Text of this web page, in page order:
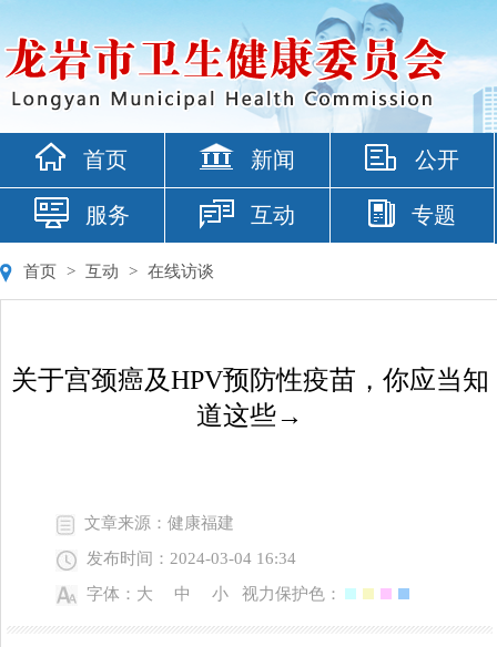
首页 新闻 公开
服务 互动 专题
首页 > 互动 > 在线访谈
关于宫颈癌及HPV预防性疫苗，你应当知
道这些→
文章来源：健康福建
发布时间：2024-03-04 16:34
字体： 大 中 小 视力保护色：